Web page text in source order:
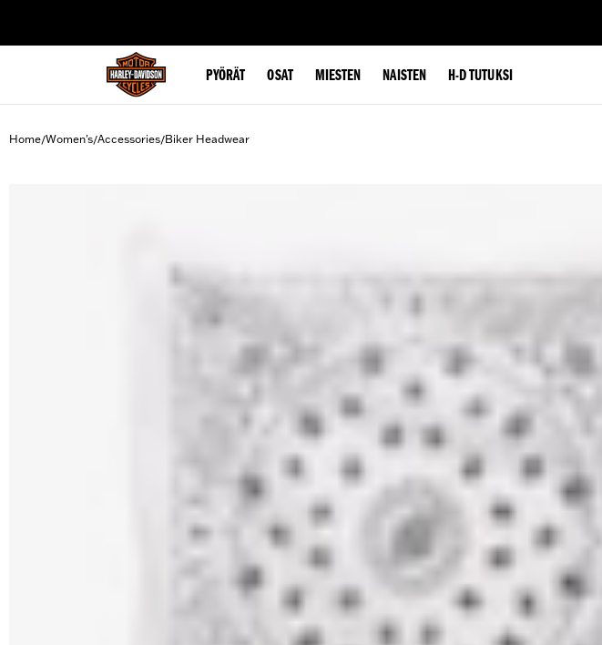
PYÖRÄT OSAT MIESTEN NAISTEN H-D TUTUKSI
Home/Women's/Accessories/Biker Headwear